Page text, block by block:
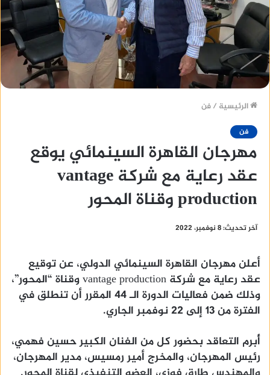
الرئيسية /فن
فن
مهرجان القاهرة السينمائي يوقع
عقد رعاية مع شركة vantage
production وقناة المحور
آخر تحديث: 8 نوفمبر، 2022
أعلن مهرجان القاهرة السينمائي الدولي، عن توقيع
عقد رعاية مع شركة vantage production وقناة “المحور”،
وذلك ضمن فعاليات الدورة الـ 44 المقرر أن تنطلق في
الفترة من 13 إلى 22 نوفمبر الجاري.
أُبرم التعاقد بحضور كل من الفنان الكبير حسين فهمي،
رئيس المهرجان، والمخرج أمير رمسيس، مدير المهرجان،